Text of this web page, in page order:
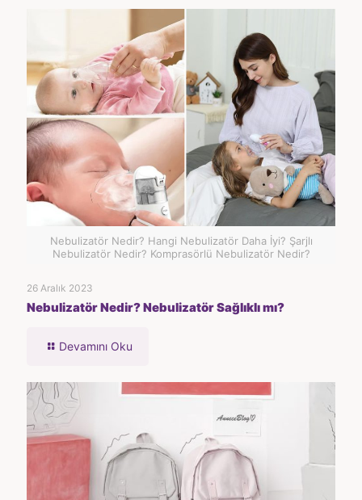
Nebulizatör Nedir? Hangi Nebulizatör Daha İyi? Şarjlı
Nebulizatör Nedir? Komprasörlü Nebulizatör Nedir?
26 Aralık 2023
Nebulizatör Nedir? Nebulizatör Sağlıklı mı?
Devamını Oku